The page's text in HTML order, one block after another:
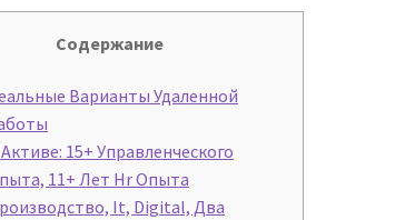
Содержание
Варианты Удаленной
15+ Управленческого
11+ Лет Hr Опыта
It, Digital, Два